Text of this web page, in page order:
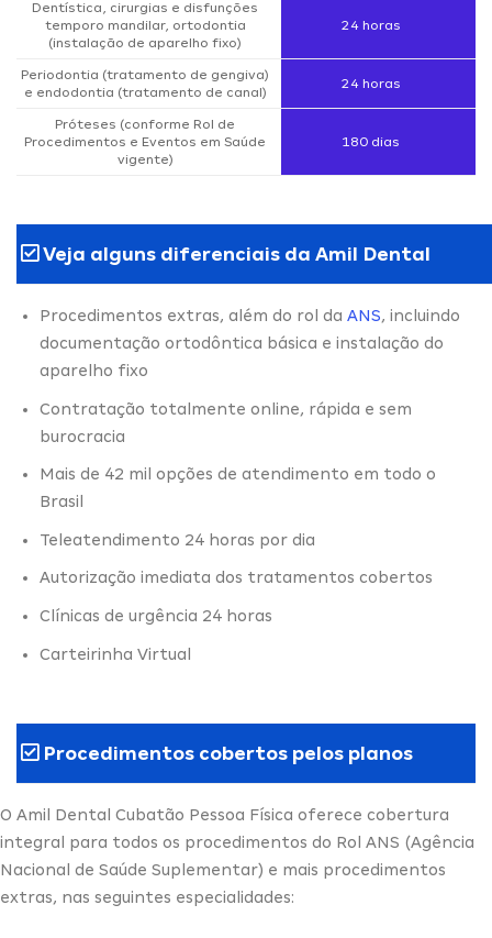
Dentística, cirurgias e disfunções
temporo mandilar, ortodontia
(instalação de aparelho fixo)
24 horas
Periodontia (tratamento de gengiva)
e endodontia (tratamento de canal)
24 horas
Próteses (conforme Rol de
Procedimentos e Eventos em Saúde
vigente)
180 dias
Veja alguns diferenciais da Amil Dental
Procedimentos extras, além do rol da ANS, incluindo
documentação ortodôntica básica e instalação do
aparelho fixo
Contratação totalmente online, rápida e sem
burocracia
Mais de 42 mil opções de atendimento em todo o
Brasil
Teleatendimento 24 horas por dia
Autorização imediata dos tratamentos cobertos
Clínicas de urgência 24 horas
Carteirinha Virtual
Procedimentos cobertos pelos planos
O Amil Dental Cubatão Pessoa Física oferece cobertura
integral para todos os procedimentos do Rol ANS (Agência
Nacional de Saúde Suplementar) e mais procedimentos
extras, nas seguintes especialidades: